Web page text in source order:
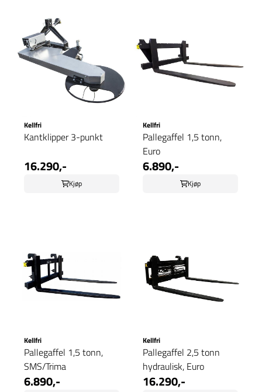
Kellfri
Kantklipper 3-punkt
16.290,-
Kjøp
Kellfri
Pallegaffel 1,5 tonn,
Euro
6.890,-
Kjøp
Kellfri
Pallegaffel 1,5 tonn,
SMS/Trima
6.890,-
Kellfri
Pallegaffel 2,5 tonn
hydraulisk, Euro
16.290,-